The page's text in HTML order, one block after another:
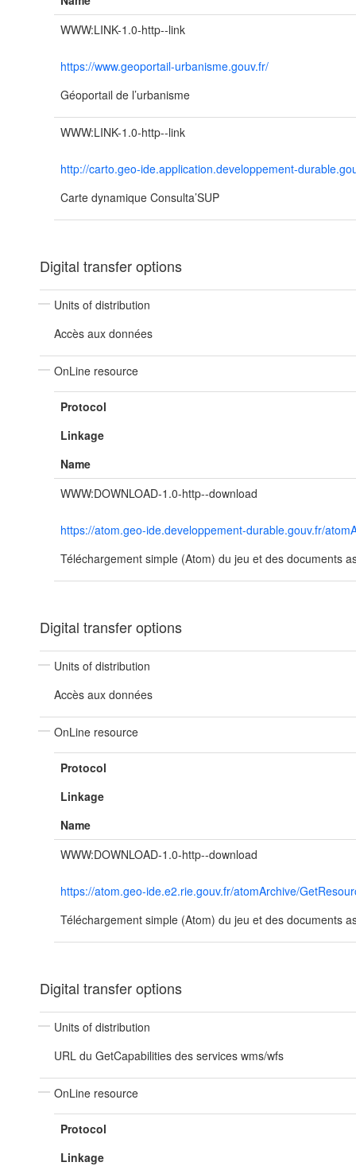
WWW:LINK-1.0-http--link
https://www.geoportail-urbanisme.gouv.fr/
Géoportail de l’urbanisme
WWW:LINK-1.0-http--link
http://carto.geo-ide.application.developpement-
Carte dynamique Consulta’SUP
Digital transfer options
Units of distribution
Accès aux données
OnLine resource
Protocol
Linkage
Name
WWW:DOWNLOAD-1.0-http--download
https://atom.geo-ide.developpement-durable.gouv.fr/
Téléchargement simple (Atom) du jeu et des documents
Digital transfer options
Units of distribution
Accès aux données
OnLine resource
Protocol
Linkage
Name
WWW:DOWNLOAD-1.0-http--download
https://atom.geo-ide.e2.rie.gouv.fr/atomArchive/
Téléchargement simple (Atom) du jeu et des documents
Digital transfer options
Units of distribution
URL du GetCapabilities des services wms/wfs
OnLine resource
Protocol
Linkage